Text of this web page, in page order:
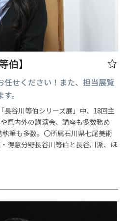
伯】
任せください！また、担当展覧
。
長谷川等伯シリーズ展」中、18回主
県内外の講演会、講座も多数務め
筆も多数。〇所属石川県七尾美術
得意分野長谷川等伯と長谷川派、ほ